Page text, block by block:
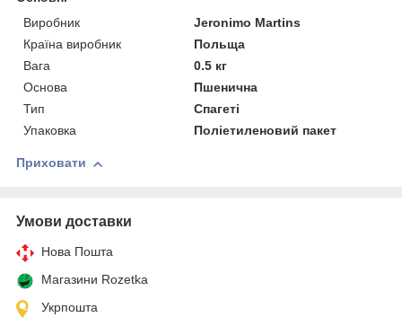
Виробник
Jeronimo Martins
Країна виробник
Польща
Вага
0.5 кг
Основа
Пшенична
Тип
Спагеті
Упаковка
Поліетиленовий пакет
Приховати
Умови доставки
Нова Пошта
Магазини Rozetka
Укрпошта